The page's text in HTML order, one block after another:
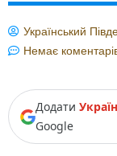
Український
Немає
Додати
Google